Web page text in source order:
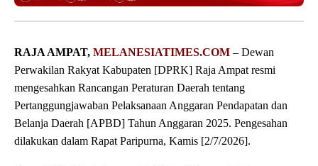
RAJA AMPAT, MELANESIATIMES.COM – Dewan
Perwakilan Rakyat Kabupaten [DPRK] Raja Ampat resmi
mengesahkan Rancangan Peraturan Daerah tentang
Pertanggungjawaban Pelaksanaan Anggaran Pendapatan dan
Belanja Daerah [APBD] Tahun Anggaran 2025. Pengesahan
dilakukan dalam Rapat Paripurna, Kamis [2/7/2026].